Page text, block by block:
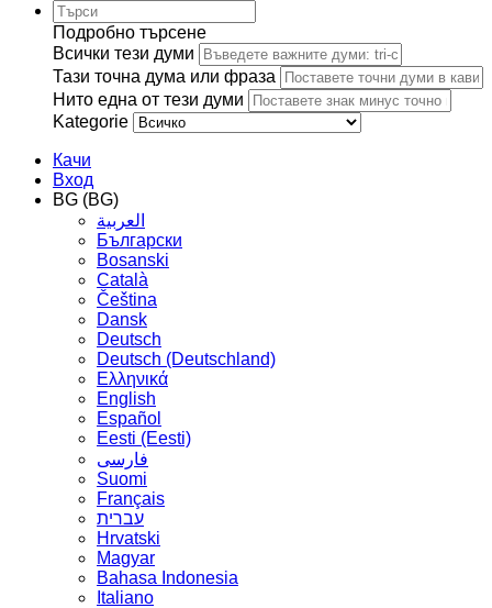
Подробно търсене
Всички тези думи
Тази точна дума или фраза
Нито една от тези думи
Kategorie
Качи
Вход
BG (BG)
العربية
Български
Bosanski
Сatalà
Čeština
Dansk
Deutsch
Deutsch (Deutschland)
Ελληνικά
English
Español
Eesti (Eesti)
فارسی
Suomi
Français
עברית
Hrvatski
Magyar
Bahasa Indonesia
Italiano